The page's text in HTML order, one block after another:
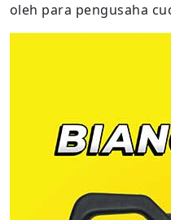
oleh para pengusaha